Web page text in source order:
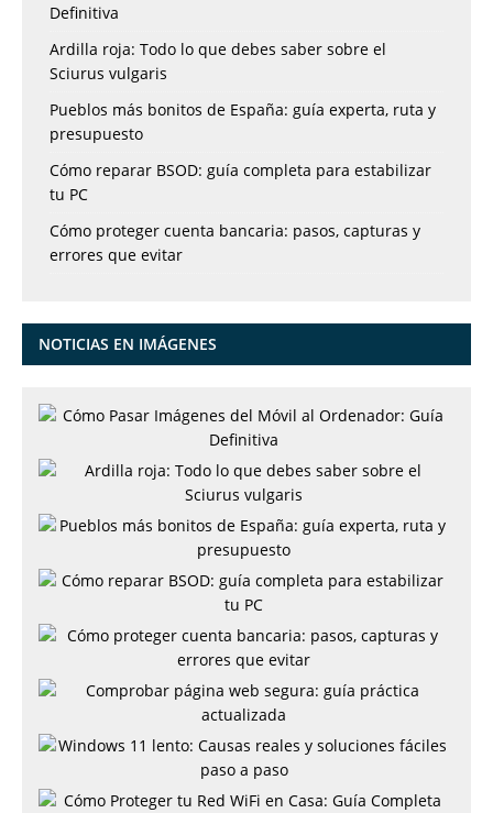
Definitiva
Ardilla roja: Todo lo que debes saber sobre el
Sciurus vulgaris
Pueblos más bonitos de España: guía experta, ruta y
presupuesto
Cómo reparar BSOD: guía completa para estabilizar
tu PC
Cómo proteger cuenta bancaria: pasos, capturas y
errores que evitar
NOTICIAS EN IMÁGENES